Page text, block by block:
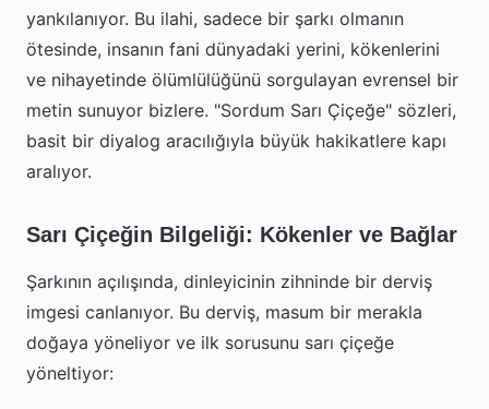
yankılanıyor. Bu ilahi, sadece bir şarkı olmanın
ötesinde, insanın fani dünyadaki yerini, kökenlerini
ve nihayetinde ölümlülüğünü sorgulayan evrensel bir
metin sunuyor bizlere. "Sordum Sarı Çiçeğe" sözleri,
basit bir diyalog aracılığıyla büyük hakikatlere kapı
aralıyor.
Sarı Çiçeğin Bilgeliği: Kökenler ve Bağlar
Şarkının açılışında, dinleyicinin zihninde bir derviş
imgesi canlanıyor. Bu derviş, masum bir merakla
doğaya yöneliyor ve ilk sorusunu sarı çiçeğe
yöneltiyor: